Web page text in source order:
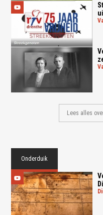
Lees alles
Onderduik